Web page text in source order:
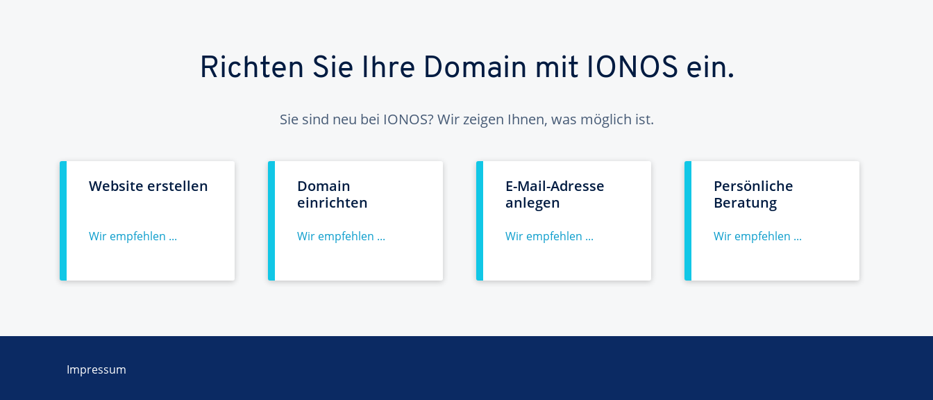
Richten Sie Ihre Domain mit IONOS ein.
Sie sind neu bei IONOS? Wir zeigen Ihnen, was möglich ist.
Website erstellen
Wir empfehlen ...
Domain
einrichten
Wir empfehlen ...
E-Mail-Adresse
anlegen
Wir empfehlen ...
Persönliche
Beratung
Wir empfehlen ...
Impressum